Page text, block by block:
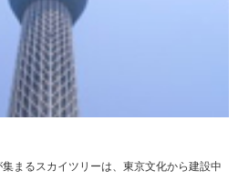
まるスカイツリーは、東京文化から建設中